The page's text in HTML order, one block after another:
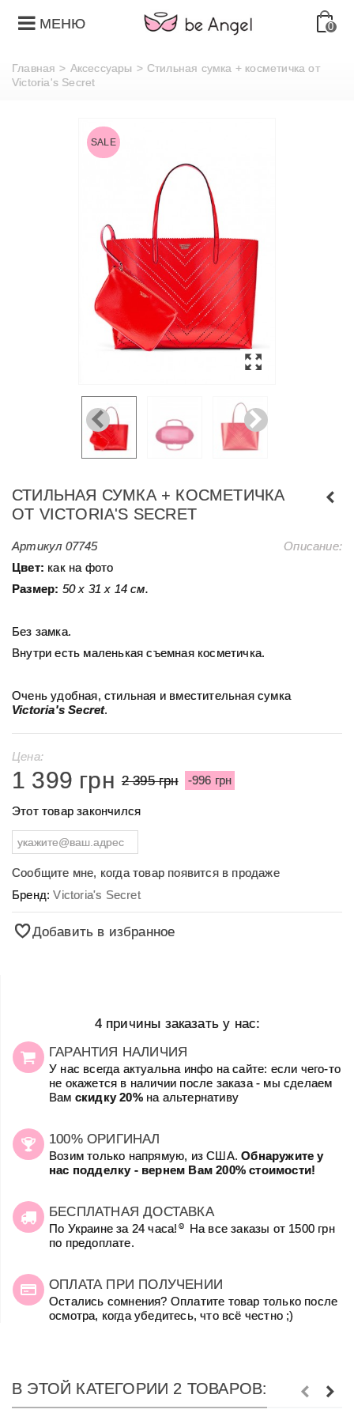
МЕНЮ 0
Главная > Аксессуары > Стильная сумка + косметичка от
Victoria's Secret
SALE
СТИЛЬНАЯ СУМКА + КОСМЕТИЧКА
ОТ VICTORIA'S SECRET
Артикул 07745
Описание:
Цвет: как на фото
Размер: 50 х 31 x 14 см.
Без замка.
Внутри есть маленькая съемная косметичка.
Очень удобная, стильная и вместительная сумка
Victoria's Secret.
Цена:
1 399 грн 2 395 грн -996 грн
Этот товар закончился
Сообщите мне, когда товар появится в продаже
Бренд:Victoria's Secret
Добавить в избранное
4 причины заказать у нас:
ГАРАНТИЯ НАЛИЧИЯ
У нас всегда актуальна инфо на сайте: если чего-то
не окажется в наличии после заказа - мы сделаем
Вам скидку 20%на альтернативу
100% ОРИГИНАЛ
Возим только напрямую, из США.Обнаружите у
нас подделку - вернем Вам 200% стоимости!
БЕСПЛАТНАЯ ДОСТАВКА
По Украине за 24 часа! ☺
На все заказы от 1500 грн
по предоплате.
ОПЛАТА ПРИ ПОЛУЧЕНИИ
Остались сомнения? Оплатите товар только после
осмотра, когда убедитесь, что всё честно ;)
В ЭТОЙ КАТЕГОРИИ 2 ТОВАРОВ: